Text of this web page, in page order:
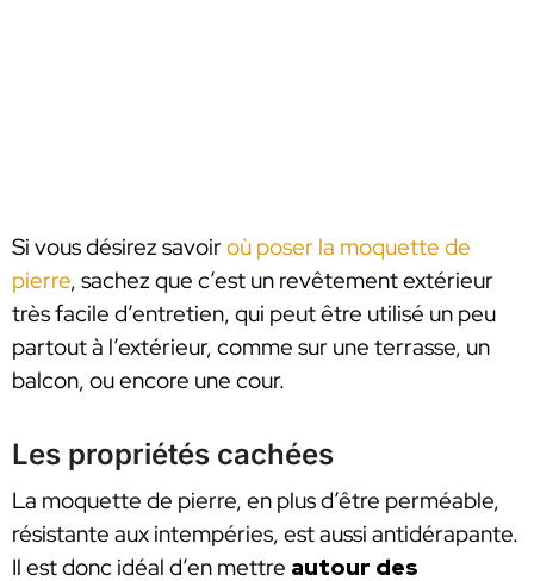
Si vous désirez savoiroù poser la moquette de
pierre, sachez que c’est un revêtement extérieur
très facile d’entretien, qui peut être utilisé un peu
partout à l’extérieur, comme sur une terrasse, un
balcon, ou encore une cour.
Les propriétés cachées
La moquette de pierre, en plus d’être perméable,
résistante aux intempéries, est aussi antidérapante.
Il est donc idéal d’en mettre autour des